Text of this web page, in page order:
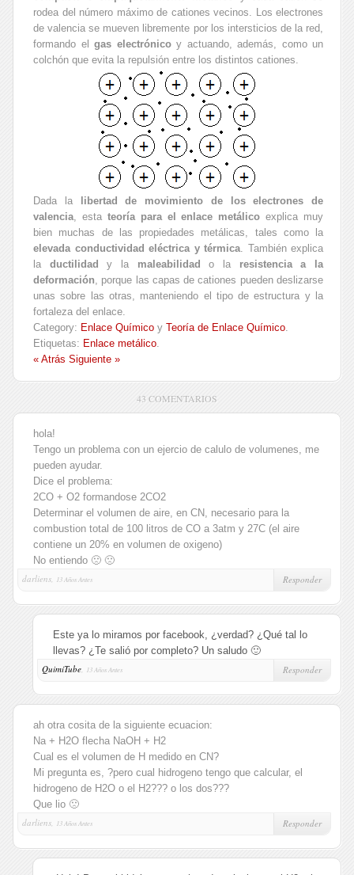
rodea del número máximo de cationes vecinos. Los electrones
de valencia se mueven libremente por los intersticios de la red,
formando el gas electrónicoy actuando, además, como un
colchón que evita la repulsión entre los distintos cationes.
Dada la
libertad de movimiento de los electrones de
valencia, esta teoría para el enlace metálico explica muy
bien muchas de las propiedades metálicas, tales como la
elevada conductividad eléctrica y térmica. También explica
la ductilidad y la maleabilidad o la resistencia a la
deformación, porque las capas de cationes pueden deslizarse
unas sobre las otras, manteniendo el tipo de estructura y la
fortaleza del enlace.
Category: Enlace Químico y Teoría de Enlace Químico.
Etiquetas: Enlace metálico.
« Atrás Siguiente »
43 COMENTARIOS
hola!
Tengo un problema con un ejercio de calulo de volumenes, me
pueden ayudar.
Dice el problema:
2CO + O2 formandose 2CO2
Determinar el volumen de aire, en CN, necesario para la
combustion total de 100 litros de CO a 3atm y 27C (el aire
contiene un 20% en volumen de oxigeno)
No entiendo 🙁 🙁
darliens,
13 Años Antes Responder
Este ya lo miramos por facebook, ¿verdad? ¿Qué tal lo
llevas? ¿Te salió por completo? Un saludo 🙂
QuimiTube, 13 Años Antes Responder
ah otra cosita de la siguiente ecuacion:
Na + H2O flecha NaOH + H2
Cual es el volumen de H medido en CN?
Mi pregunta es, ?pero cual hidrogeno tengo que calcular, el
hidrogeno de H2O o el H2??? o los dos???
Que lio 🙁
darliens,
13 Años Antes Responder